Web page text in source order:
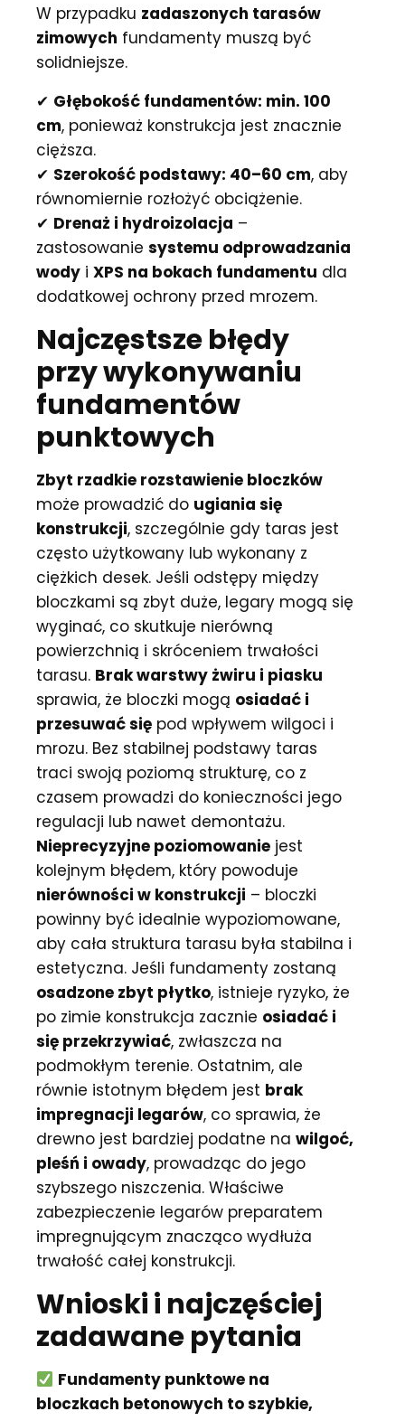
W przypadku zadaszonych tarasów
zimowych fundamenty muszą być
solidniejsze.
✔ Głębokość fundamentów: min. 100
cm, ponieważ konstrukcja jest znacznie
cięższa.
✔ Szerokość podstawy: 40–60 cm, aby
równomiernie rozłożyć obciążenie.
✔ Drenaż i hydroizolacja –
zastosowanie systemu odprowadzania
wody i XPS na bokach fundamentu dla
dodatkowej ochrony przed mrozem.
Najczęstsze błędy
przy wykonywaniu
fundamentów
punktowych
Zbyt rzadkie rozstawienie bloczków
może prowadzić do ugiania się
konstrukcji, szczególnie gdy taras jest
często użytkowany lub wykonany z
ciężkich desek. Jeśli odstępy między
bloczkami są zbyt duże, legary mogą się
wyginać, co skutkuje nierówną
powierzchnią i skróceniem trwałości
tarasu. Brak warstwy żwiru i piasku
sprawia, że bloczki mogą osiadać i
przesuwać się pod wpływem wilgoci i
mrozu. Bez stabilnej podstawy taras
traci swoją poziomą strukturę, co z
czasem prowadzi do konieczności jego
regulacji lub nawet demontażu.
Nieprecyzyjne poziomowanie jest
kolejnym błędem, który powoduje
nierówności w konstrukcji – bloczki
powinny być idealnie wypoziomowane,
aby cała struktura tarasu była stabilna i
estetyczna. Jeśli fundamenty zostaną
osadzone zbyt płytko, istnieje ryzyko, że
po zimie konstrukcja zacznie osiadać i
się przekrzywiać, zwłaszcza na
podmokłym terenie. Ostatnim, ale
równie istotnym błędem jest brak
impregnacji legarów, co sprawia, że
drewno jest bardziej podatne na wilgoć,
pleśń i owady, prowadząc do jego
szybszego niszczenia. Właściwe
zabezpieczenie legarów preparatem
impregnującym znacząco wydłuża
trwałość całej konstrukcji.
Wnioski i najczęściej
zadawane pytania
Fundamenty punktowe na
bloczkach betonowych to szybkie,